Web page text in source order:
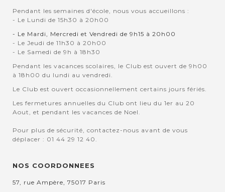
Pendant les semaines d'école, nous vous accueillons :
- Le Lundi de 15h30 à 20h00
- Le Mardi, Mercredi et Vendredi de 9h15 à 20h00
- Le Jeudi de 11h30 à 20h00
- Le Samedi de 9h à 18h30
Pendant les vacances scolaires, le Club est ouvert de 9h00
à 18h00 du lundi au vendredi.
Le Club est ouvert occasionnellement certains jours fériés.
Les fermetures annuelles du Club ont lieu du 1er au 20
Aout, et pendant les vacances de Noel.
Pour plus de sécurité, contactez-nous avant de vous
déplacer : 01 44 29 12 40.
NOS COORDONNEES
57, rue Ampère, 75017 Paris